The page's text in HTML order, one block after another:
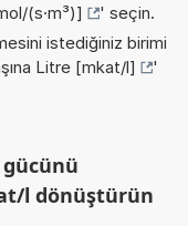
(s·m³)]
' seçin.
istediğiniz birimi
Litre [mkat/l]
'
gücünü
l dönüştürün